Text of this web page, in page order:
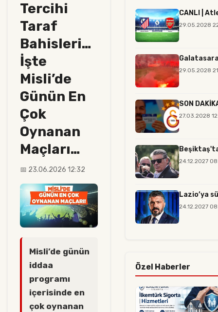
Tercihi
Taraf
Bahisleri…
İşte
Misli’de
Günün En
Çok
Oynanan
Maçları…
📅 23.06.2026 12:32
Misli’de günün
iddaa
programı
içerisinde en
çok oynanan
CANLI |
29.05.2028
29.05.2028
SON
27.03.2028
24.12.2027
Lazio’ya
24.12.2027
Özel Haberler